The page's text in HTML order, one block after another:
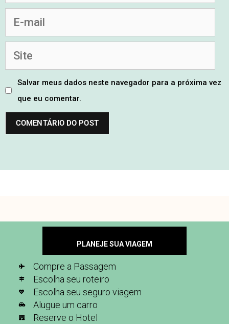
Salvar meus dados neste navegador para a próxima vez
que eu comentar.
PLANEJE SUA VIAGEM
Compre a Passagem
Escolha seu roteiro
Escolha seu seguro viagem
Alugue um carro
Reserve o Hotel